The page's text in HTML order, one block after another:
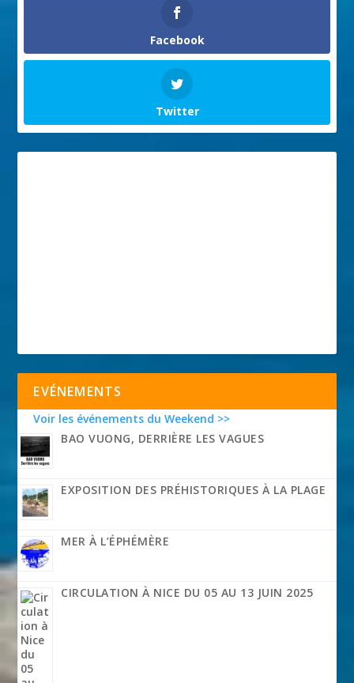
Facebook
Twitter
EVÉNEMENTS
Voir les événements du Weekend >>
BAO VUONG, DERRIÈRE LES VAGUES
EXPOSITION DES PRÉHISTORIQUES À LA PLAGE
MER À L’ÉPHÉMÈRE
CIRCULATION À NICE DU 05 AU 13 JUIN 2025